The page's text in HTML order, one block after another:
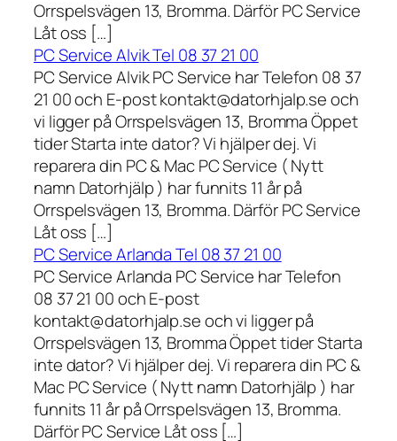
Orrspelsvägen 13, Bromma. Därför PC Service
Låt oss […]
PC Service Alvik Tel 08 37 21 00
PC Service Alvik PC Service har Telefon 08 37
21 00 och E-post kontakt@datorhjalp.se och
vi ligger på Orrspelsvägen 13, Bromma Öppet
tider Starta inte dator? Vi hjälper dej. Vi
reparera din PC & Mac PC Service ( Nytt
namn Datorhjälp ) har funnits 11 år på
Orrspelsvägen 13, Bromma. Därför PC Service
Låt oss […]
PC Service Arlanda Tel 08 37 21 00
PC Service Arlanda PC Service har Telefon
08 37 21 00 och E-post
kontakt@datorhjalp.se och vi ligger på
Orrspelsvägen 13, Bromma Öppet tider Starta
inte dator? Vi hjälper dej. Vi reparera din PC &
Mac PC Service ( Nytt namn Datorhjälp ) har
funnits 11 år på Orrspelsvägen 13, Bromma.
Därför PC Service Låt oss […]